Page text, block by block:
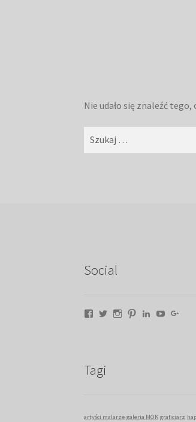
Nie udało się znaleźć
Social
Facebook
TwitterInstagram
PinterestLinkedInYouTube
Tagi
artyści malarze galeria MOK graficiarz